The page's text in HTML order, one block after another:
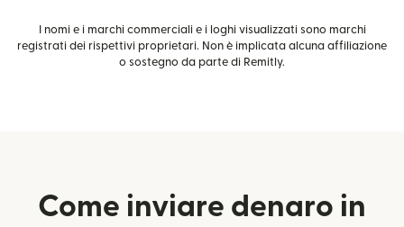
I nomi e i marchi commerciali e i loghi visualizzati sono marchi
registrati dei rispettivi proprietari. Non è implicata alcuna affiliazione
o sostegno da parte di Remitly.
Come inviare denaro in